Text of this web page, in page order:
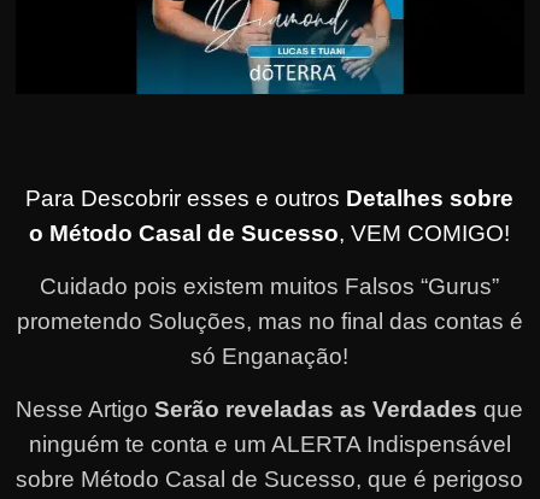
Para Descobrir esses e outros Detalhes sobre
o Método Casal de Sucesso, VEM COMIGO!
Cuidado pois existem muitos Falsos “Gurus”
prometendo Soluções, mas no final das contas é
só Enganação!
Nesse ArtigoSerão reveladas as Verdades que
ninguém te conta e um ALERTA Indispensável
sobre Método Casal de Sucesso, que é perigoso